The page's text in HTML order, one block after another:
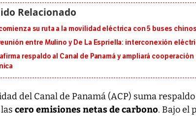
su ruta a la movilidad eléctrica con 5 buses chinos
entre Mulino y De La Espriella: interconexión
respaldo al Canal de Panamá y ampliará
del Canal de Panamá (ACP) suma
cero emisiones netas de carbono. Bajo el